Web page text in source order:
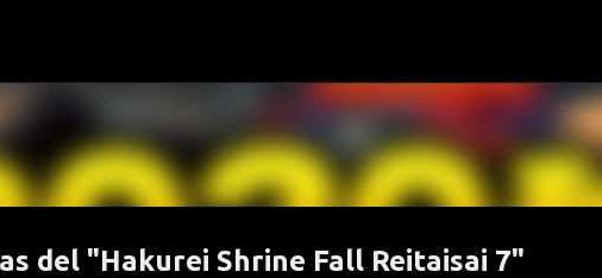
del "Hakurei Shrine Fall Reitaisai 7"